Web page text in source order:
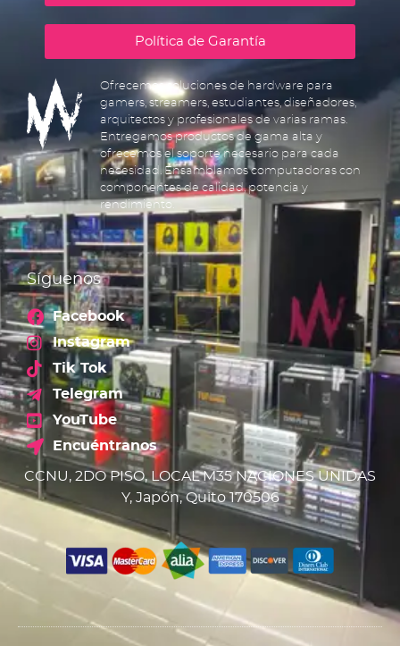
Política de Garantía
Ofrecemos soluciones de hardware para
gamers, streamers, estudiantes, diseñadores,
arquitectos y profesionales de varias ramas.
Entregamos productos de gama alta y
ofrecemos el soporte necesario para cada
necesidad. Ensamblamos computadoras con
componentes de calidad, potencia y
rendimiento.
Síguenos
Facebook
Instagram
Tik Tok
Telegram
YouTube
Encuéntranos
CCNU, 2DO PISO, LOCAL M35 NACIONES UNIDAS
Y, Japón, Quito 170506